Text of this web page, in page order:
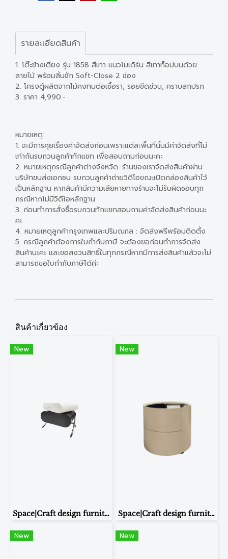
รายละเอียดสินค้า
1. โต๊ะข้างเตียง รุ่น 1858 สีเทา แนวโมเดิร์น สีเทาท็อปบนด้วย
ลายไม้ พร้อมลิ้นชัก Soft-Close 2 ช่อง
2. โครงตู้ผลิตจากไม้คงทนต่อเชื้อรา, รอยขีดข่วน, คราบสกปรก
3. ราคา 4,990.-
หมายเหตุ:
1. จะมีการคุยเรื่องค่าจัดส่งก่อนเพราะแต่ละพื้นที่นั้นมีค่าจัดส่งที่ไม่
เท่ากันรบกวนลูกค้าทักแชท เพื่อสอบถามก่อนนะคะ
2. หมายเหตุกรณีลูกค้าต่างจังหวัด: ร้านของเราจัดส่งสินค้าผ่าน
บริษัทขนส่งเอกชน รบกวนลูกค้าถ่ายวิดีโอขณะเปิดกล่องสินค้าไว้
เป็นหลักฐาน หากสินค้ามีความเสียหายทางร้านจะไม่รับผิดชอบทุก
กรณีหากไม่มีวิดีโอหลักฐาน
3. ก่อนทำการสั่งซื้อรบกวนทักแชทสอบถามค่าจัดส่งสินค้าก่อนนะ
คะ
4. หมายเหตุลูกค้ากรุงเทพและปริมณฑล : จัดส่งฟรีพร้อมติดตั้ง
5. กรณีลูกค้าต้องการใบกำกับภาษี จะต้องขอก่อนทำการจัดส่ง
สินค้านะคะ และขอสงวนสิทธิ์ในทุกกรณีหากมีการส่งสินค้าแล้วจะไม่
สามารถขอใบกำกับภาษีได้ค่ะ
สินค้าเกี่ยวข้อง
New
Space|Craft design furniture & living โต๊ะข้างเตียง รุ่น 868
New
Space|Craft design furniture & living โต๊ะข้างเตียง รุ่น B28
New New